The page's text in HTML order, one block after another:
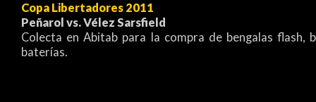
Copa Libertadores 2011
Peñarol vs. Vélez Sarsfield
Colecta en Abitab para la compra de bengalas flash,
baterías.